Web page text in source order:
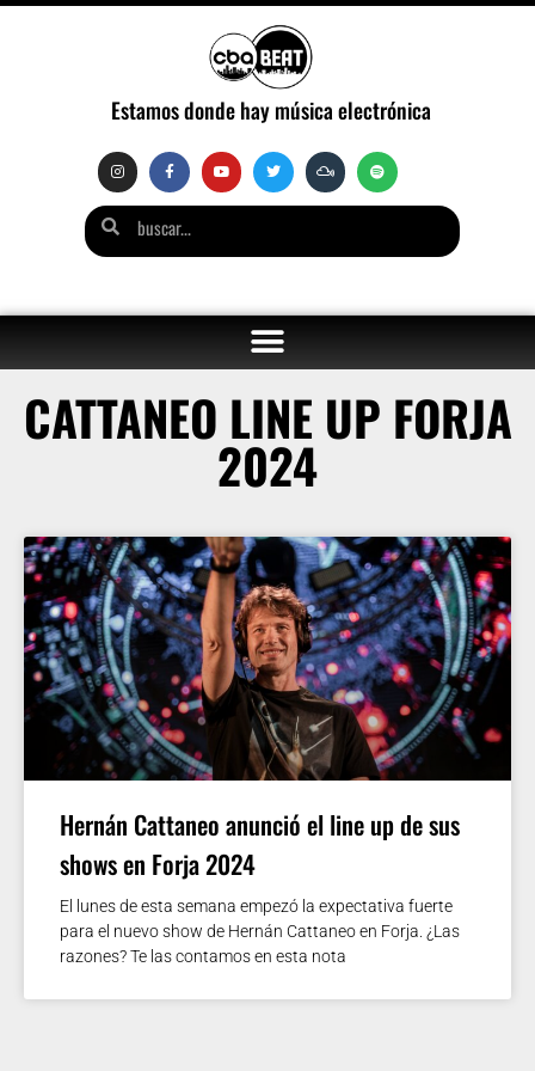
Estamos donde hay música electrónica
CATTANEO LINE UP FORJA
2024
Hernán Cattaneo anunció el line up de sus
shows en Forja 2024
El lunes de esta semana empezó la expectativa fuerte
para el nuevo show de Hernán Cattaneo en Forja. ¿Las
razones? Te las contamos en esta nota